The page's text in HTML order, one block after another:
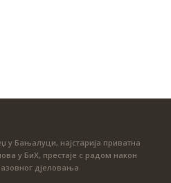
у Бањалуци, најстарија приватна
у БиХ, престаје с радом након
дјеловања